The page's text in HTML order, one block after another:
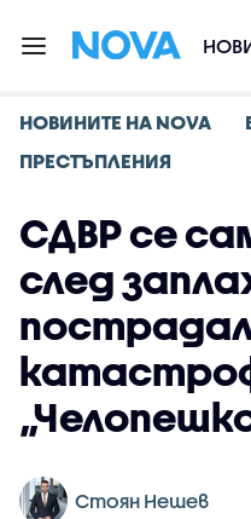
НОВИНИТЕ НА NOVA
ПРЕСТЪПЛЕНИЯ
СДВР се
след
Стоян Нешев